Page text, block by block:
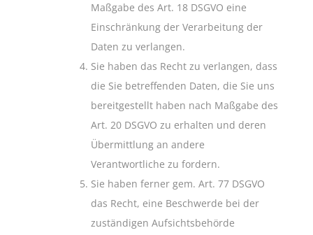
Maßgabe des Art. 18 DSGVO eine
Einschränkung der Verarbeitung der
Daten zu verlangen.
Sie haben das Recht zu verlangen, dass
die Sie betreffenden Daten, die Sie uns
bereitgestellt haben nach Maßgabe des
Art. 20 DSGVO zu erhalten und deren
Übermittlung an andere
Verantwortliche zu fordern.
Sie haben ferner gem. Art. 77 DSGVO
das Recht, eine Beschwerde bei der
zuständigen Aufsichtsbehörde